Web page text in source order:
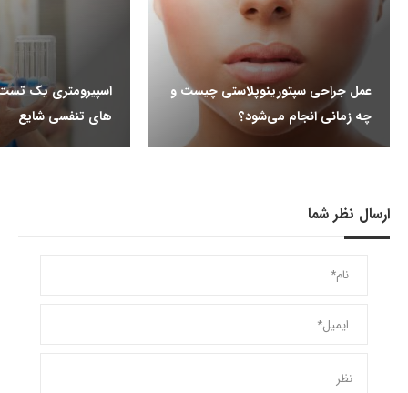
عمل جراحی سپتورینوپلاستی چیست و
چه زمانی انجام می‌شود؟
اسپیرومتری یک تست
های تنفسی شایع
ارسال نظر شما